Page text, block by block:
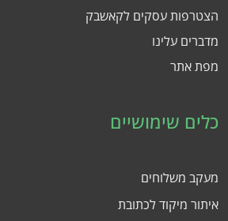
הצטרפות עסקים לקאשבק
מדברים עלינו
מפת אתר
כלים שימושיים
מעקב משלוחים
איתור מיקוד לכתובת